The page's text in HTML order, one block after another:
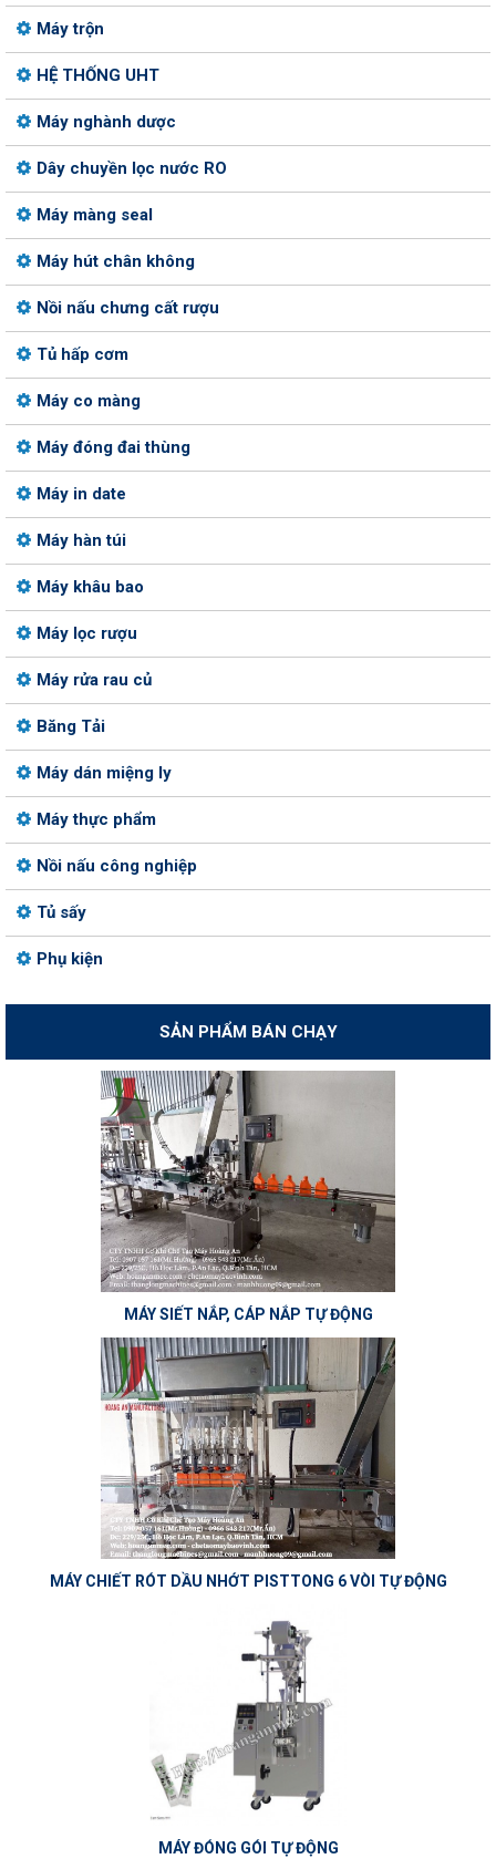
Máy trộn
HỆ THỐNG UHT
Máy nghành dược
Dây chuyền lọc nước RO
Máy màng seal
Máy hút chân không
Nồi nấu chưng cất rượu
Tủ hấp cơm
Máy co màng
Máy đóng đai thùng
Máy in date
Máy hàn túi
Máy khâu bao
Máy lọc rượu
Máy rửa rau củ
Băng Tải
Máy dán miệng ly
Máy thực phẩm
Nồi nấu công nghiệp
Tủ sấy
Phụ kiện
SẢN PHẨM BÁN CHẠY
MÁY SIẾT NẮP, CÁP NẮP TỰ ĐỘNG
MÁY CHIẾT RÓT DẦU NHỚT PISTTONG 6 VÒI TỰ ĐỘNG
MÁY ĐÓNG GÓI TỰ ĐỘNG